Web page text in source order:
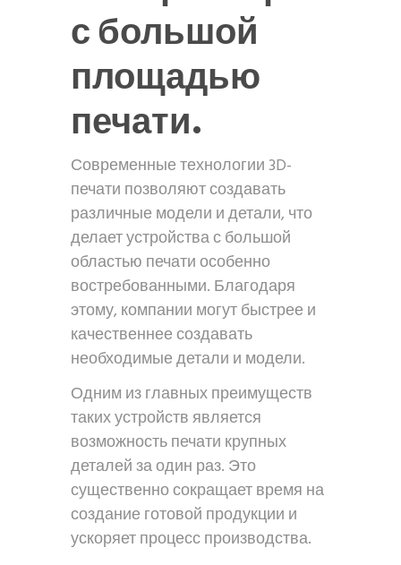
с большой
площадью
печати.
Современные технологии 3D-
печати позволяют создавать
различные модели и детали, что
делает устройства с большой
областью печати особенно
востребованными. Благодаря
этому, компании могут быстрее и
качественнее создавать
необходимые детали и модели.
Одним из главных преимуществ
таких устройств является
возможность печати крупных
деталей за один раз. Это
существенно сокращает время на
создание готовой продукции и
ускоряет процесс производства.